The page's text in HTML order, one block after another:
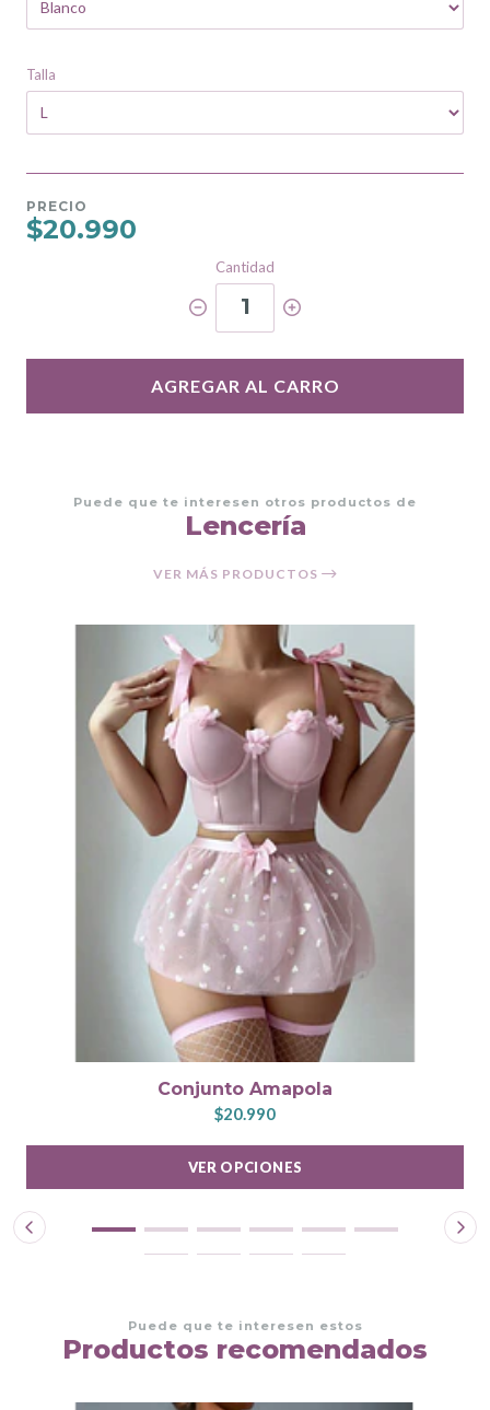
Talla
PRECIO
$20.990
Cantidad
1
AGREGAR AL CARRO
Puede que te interesen otros productos de
Lencería
VER MÁS PRODUCTOS
Conjunto Amapola
$20.990
VER OPCIONES
Puede que te interesen estos
Productos recomendados